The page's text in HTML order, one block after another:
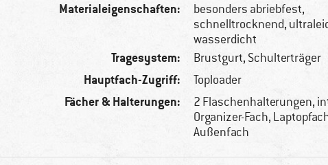
Materialeigenschaften:
besonders abriebfest,
schnelltrocknend,
wasserdicht
Tragesystem: Brustgurt, Schulterträger
Hauptfach-Zugriff: Toploader
Fächer & Halterungen:
2 Flaschenhalterungen,
Organizer-Fach,
Außenfach